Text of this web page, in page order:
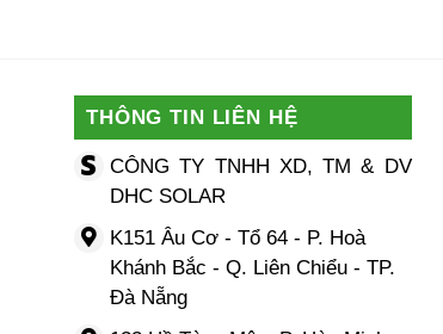
THÔNG TIN LIÊN HỆ
CÔNG TY TNHH XD, TM & DV
DHC SOLAR
K151 Âu Cơ - Tổ 64 - P. Hoà
Khánh Bắc - Q. Liên Chiểu - TP.
Đà Nẵng